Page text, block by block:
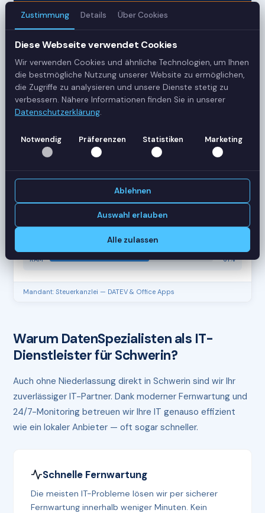
Server
42
Status
CPU
62%
RAM
61%
Mandant: Steuerkanzlei — DATEV & Office Apps
Warum DatenSpezialisten als IT-
Dienstleister für Schwerin?
Auch ohne Niederlassung direkt in Schwerin sind wir Ihr
zuverlässiger IT-Partner. Dank moderner Fernwartung und
24/7-Monitoring betreuen wir Ihre IT genauso effizient
wie ein lokaler Anbieter — oft sogar schneller.
Schnelle Fernwartung
Die meisten IT-Probleme lösen wir per sicherer
Fernwartung innerhalb weniger Minuten. Kein
Zustimmung Details Über Cookies
Diese Webseite verwendet Cookies
Wir verwenden Cookies und ähnliche Technologien, um Ihnen
die bestmögliche Nutzung unserer Website zu ermöglichen,
die Zugriffe zu analysieren und unsere Dienste stetig zu
verbessern. Nähere Informationen finden Sie in unserer
Datenschutzerklärung.
Notwendig Präferenzen Statistiken Marketing
Ablehnen
Auswahl erlauben
Alle zulassen